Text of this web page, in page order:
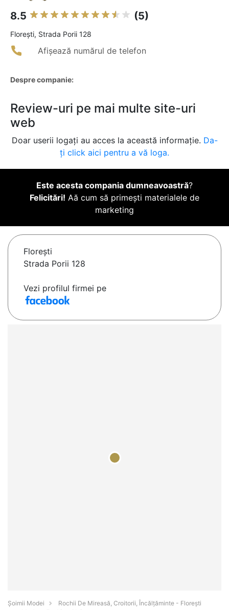
8.5 (5)
Floreşti, Strada Porii 128
Afișează numărul de telefon
Despre companie:
Review-uri pe mai multe site-uri
web
Doar userii logați au acces la această informație. Da-
ți click aici pentru a vă loga.
Este acesta compania dumneavoastră?
Felicitări! Aă cum să primești materialele de
marketing
Floreşti
Strada Porii 128
Vezi profilul firmei pe
Șoimii Modei
Rochii De Mireasă, Croitorii, Încălțăminte - Floreşti